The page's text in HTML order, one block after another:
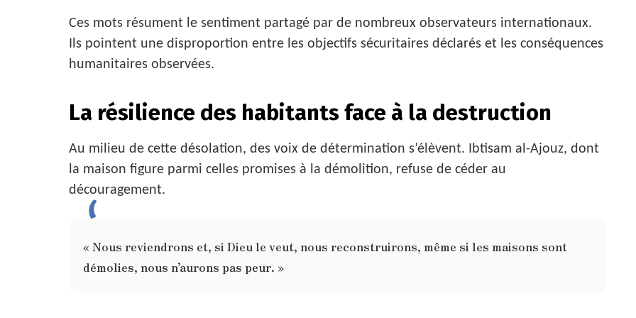
Ces mots résument le sentiment partagé par de nombreux observateurs internationaux.
Ils pointent une disproportion entre les objectifs sécuritaires déclarés et les conséquences
humanitaires observées.
La résilience des habitants face à la destruction
Au milieu de cette désolation, des voix de détermination s’élèvent. Ibtisam al-Ajouz, dont
la maison figure parmi celles promises à la démolition, refuse de céder au
découragement.
« Nous reviendrons et, si Dieu le veut, nous reconstruirons, même si les maisons sont
démolies, nous n’aurons pas peur. »